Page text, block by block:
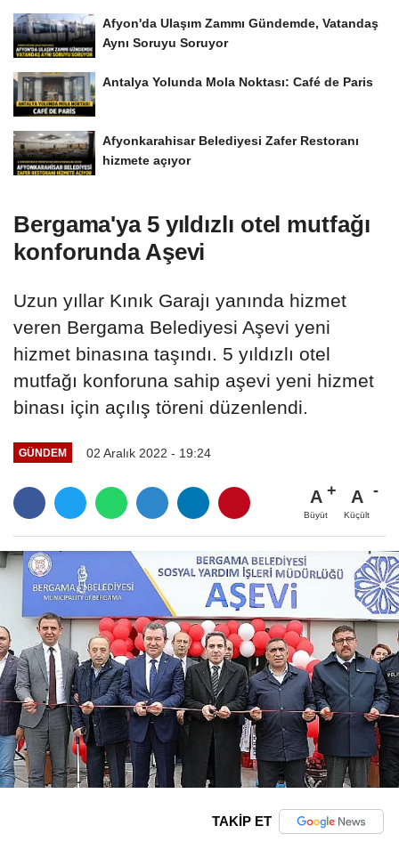
Afyon'da Ulaşım Zammı Gündemde, Vatandaş
Aynı Soruyu Soruyor
Antalya Yolunda Mola Noktası: Café de Paris
Afyonkarahisar Belediyesi Zafer Restoranı
hizmete açıyor
Bergama'ya 5 yıldızlı otel mutfağı
konforunda Aşevi
Uzun yıllar Kınık Garajı yanında hizmet
veren Bergama Belediyesi Aşevi yeni
hizmet binasına taşındı. 5 yıldızlı otel
mutfağı konforuna sahip aşevi yeni hizmet
binası için açılış töreni düzenlendi.
GÜNDEM 02 Aralık 2022 - 19:24
A
Büyüt
A
Küçült
TAKİP ET